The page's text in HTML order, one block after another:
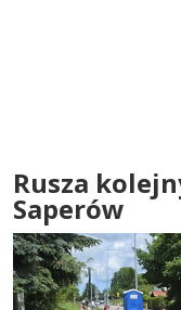
Rusza
Saperów